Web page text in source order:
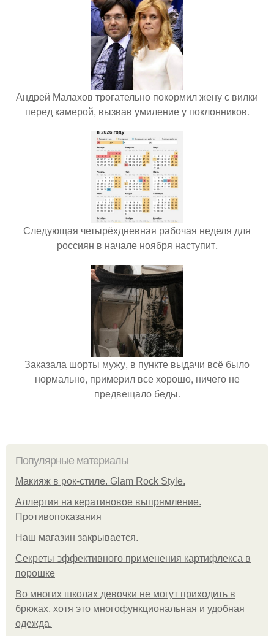
Андрей Малахов трогательно покормил жену с вилки
перед камерой, вызвав умиление у поклонников.
Следующая четырёхдневная рабочая неделя для
россиян в начале ноября наступит.
Заказала шорты мужу, в пункте выдачи всё было
нормально, примерил все хорошо, ничего не
предвещало беды.
Популярные материалы
Макияж в рок-стиле. Glam Rock Style.
Аллергия на кератиновое выпрямление.
Противопоказания
Нaш магaзин зaкрывaeтся.
Секреты эффективного применения картифлекса в
порошке
Во многих школах девочки не могут приходить в
брюках, хотя это многофункциональная и удобная
одежда.